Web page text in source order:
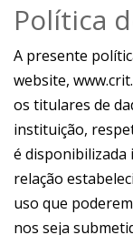
Política
A presente
website,
os titulares de
instituição,
é disponibilizada
relação
uso que
nos seja